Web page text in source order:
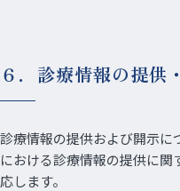
６．診療情報の提供
診療情報の提供および開示
における診療情報の提供に
応します。